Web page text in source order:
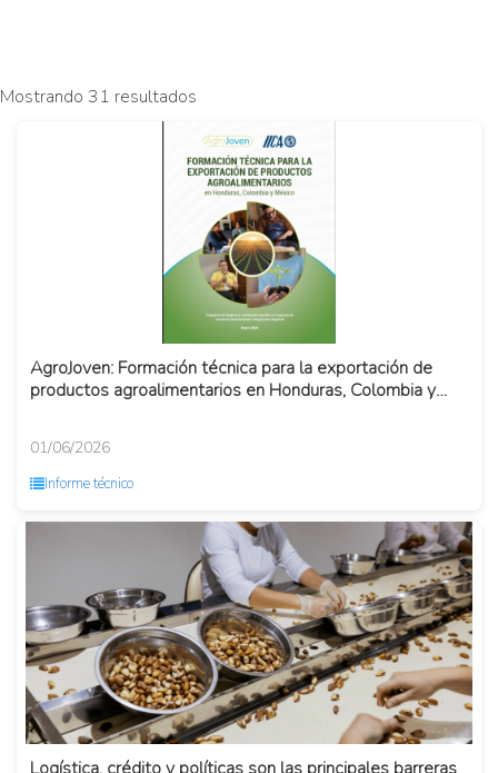
Mostrando 31 resultados
AgroJoven: Formación técnica para la exportación de
productos agroalimentarios en Honduras, Colombia y
01/06/2026
Informe técnico